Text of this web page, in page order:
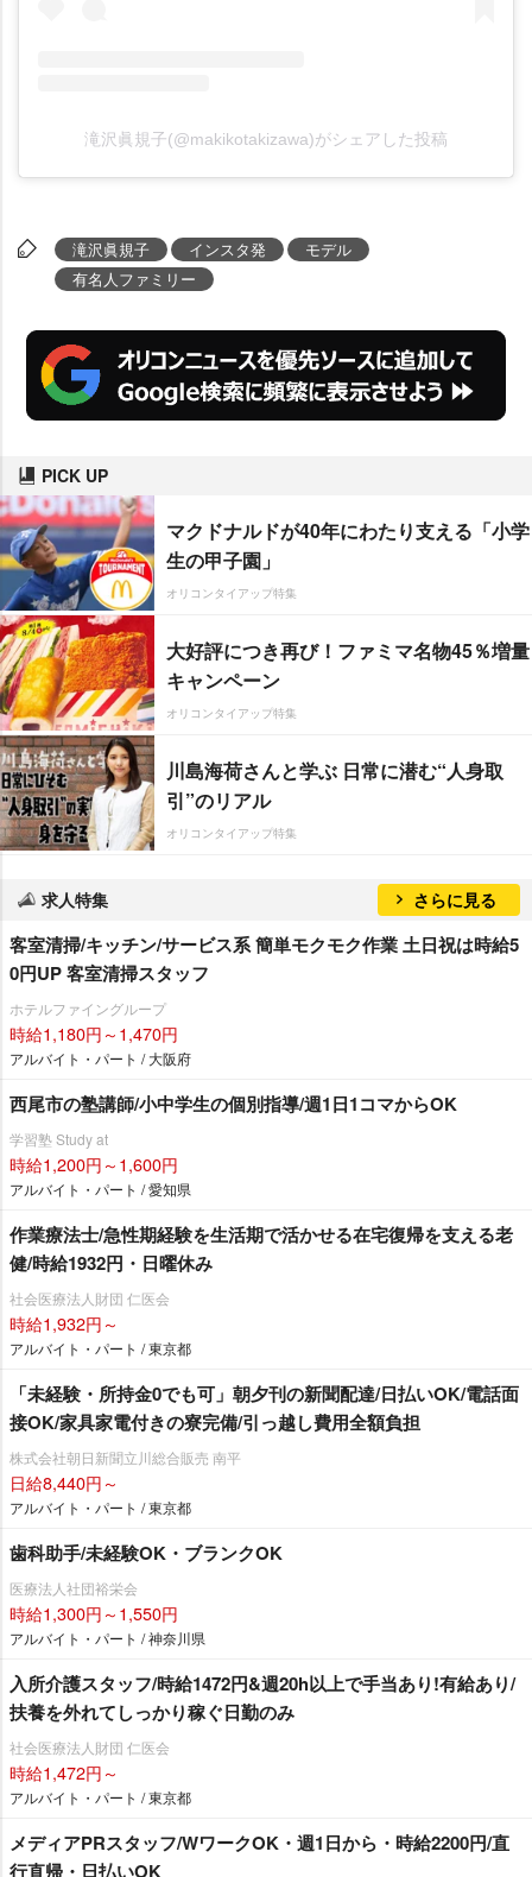
滝沢眞規子(@makikotakizawa)がシェアした投稿
滝沢眞規子 インスタ発
モデル
有名人ファミリー
PICK UP
マクドナルドが40年にわたり支える「小学
生の甲子園」
オリコンタイアップ特集
大好評につき再び！ファミマ名物45％増量
キャンペーン
オリコンタイアップ特集
川島海荷さんと学ぶ 日常に潜む“人身取
引”のリアル
オリコンタイアップ特集
求人特集 さらに見る
客室清掃/キッチン/サービス系 簡単モクモク作業 土日祝は時給5
0円UP 客室清掃スタッフ
ホテルファイングループ
時給1,180円～1,470円
アルバイト・パート / 大阪府
西尾市の塾講師/小中学生の個別指導/週1日1コマからOK
学習塾 Study at
時給1,200円～1,600円
アルバイト・パート / 愛知県
作業療法士/急性期経験を生活期で活かせる在宅復帰を支える老
健/時給1932円・日曜休み
社会医療法人財団 仁医会
時給1,932円～
アルバイト・パート / 東京都
「未経験・所持金0でも可」朝夕刊の新聞配達/日払いOK/電話面
接OK/家具家電付きの寮完備/引っ越し費用全額負担
株式会社朝日新聞立川総合販売 南平
日給8,440円～
アルバイト・パート / 東京都
歯科助手/未経験OK・ブランクOK
医療法人社団裕栄会
時給1,300円～1,550円
アルバイト・パート / 神奈川県
入所介護スタッフ/時給1472円&週20h以上で手当あり!有給あり/
扶養を外れてしっかり稼ぐ日勤のみ
社会医療法人財団 仁医会
時給1,472円～
アルバイト・パート / 東京都
メディアPRスタッフ/WワークOK・週1日から・時給2200円/直
行直帰・日払いOK